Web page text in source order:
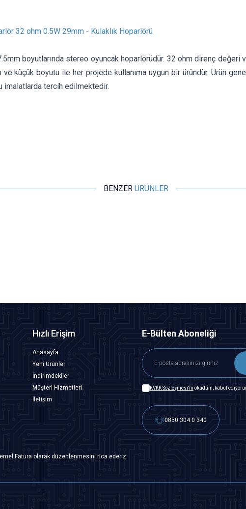
32 ohm 0.5W 29mm - Kulaklık Hoparlörü
boyutlarında stereo oyuncak hoparlörüdür. 32 ohm direnç değeri
ve küçük boyutu ile her projede kullanıma uygun bir üründür. Ürün
imalatlarda tercih edilmektedir.
BENZER ÜRÜNLER
Hızlı Erişim
Anasayfa
Yeni Ürünler
İndirimdekiler
Müşteri Hizmetleri
İletişim
E-Bülten Aboneliği
KVKK Sözleşmesi'ni okudum, kabul
0850 304 0 340
Fatura olarak düzenlenmesini rica ederiz.